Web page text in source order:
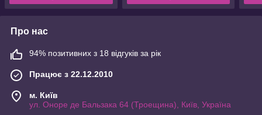
Про нас
94% позитивних з 18 відгуків за рік
Працює з 22.12.2010
м. Київ
ул. Оноре де Бальзака 64 (Троещина), Київ, Україна